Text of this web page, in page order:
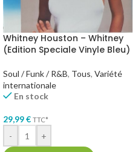
Whitney Houston – Whitney
(Edition Speciale Vinyle Bleu)
Soul / Funk / R&B, Tous, Variété
internationale
En stock
29,99€ TTC*
- +